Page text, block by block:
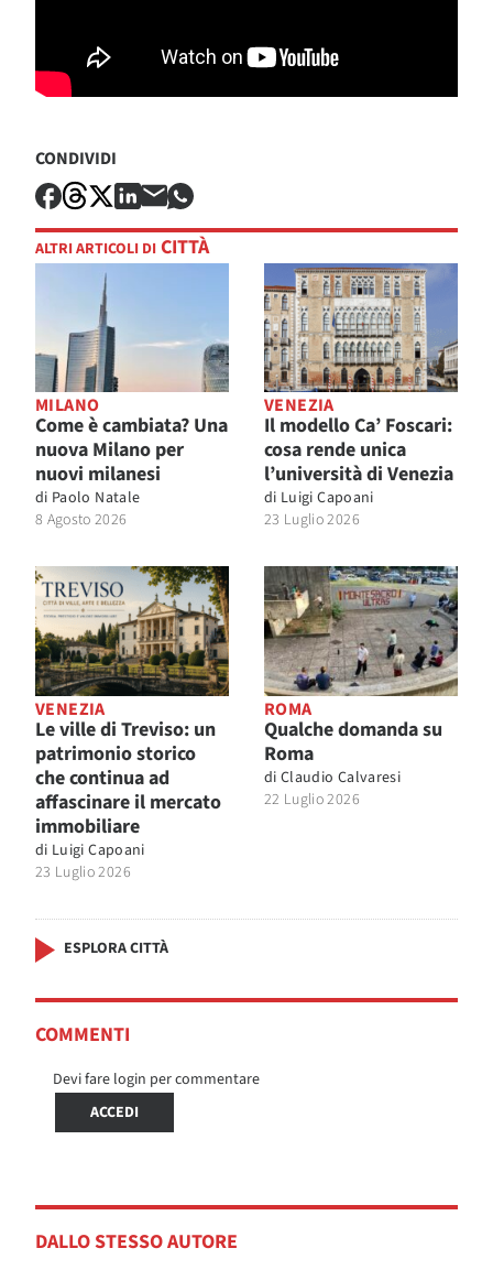
CONDIVIDI
ALTRI ARTICOLI DI CITTÀ
MILANO
Come è cambiata? Una
nuova Milano per
nuovi milanesi
di Paolo Natale
8 Agosto 2026
VENEZIA
Il modello Ca’ Foscari:
cosa rende unica
l’università di Venezia
di Luigi Capoani
23 Luglio 2026
VENEZIA
Le ville di Treviso: un
patrimonio storico
che continua ad
affascinare il mercato
immobiliare
di Luigi Capoani
23 Luglio 2026
ROMA
Qualche domanda su
Roma
di Claudio Calvaresi
22 Luglio 2026
ESPLORA CITTÀ
COMMENTI
Devi fare login per commentare
ACCEDI
DALLO STESSO AUTORE